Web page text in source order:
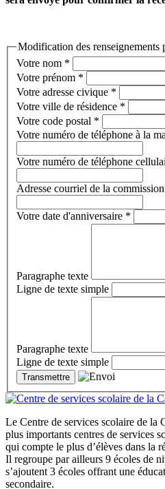
Modification des renseignements
Votre nom *
Votre prénom *
Votre adresse civique *
Votre ville de résidence *
Votre code postal *
Votre numéro de téléphone à la
Votre numéro de téléphone
Adresse courriel de la
Votre date d'anniversaire *
Paragraphe texte
Ligne de texte simple
Paragraphe texte
Ligne de texte simple
Le Centre de services scolaire de la
plus importants centres de services
qui compte le plus d’élèves dans la
Il regroupe par ailleurs 9 écoles de
s’ajoutent 3 écoles offrant une
secondaire.